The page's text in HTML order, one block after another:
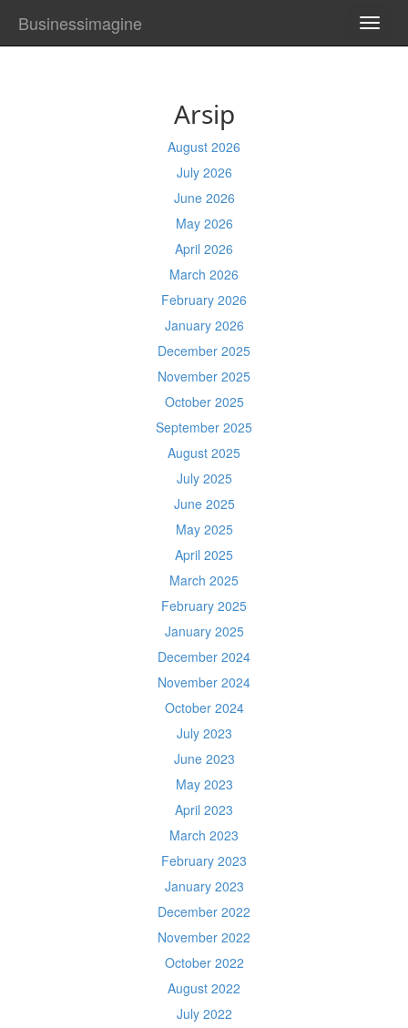
Businessimagine
Arsip
August 2026
July 2026
June 2026
May 2026
April 2026
March 2026
February 2026
January 2026
December 2025
November 2025
October 2025
September 2025
August 2025
July 2025
June 2025
May 2025
April 2025
March 2025
February 2025
January 2025
December 2024
November 2024
October 2024
July 2023
June 2023
May 2023
April 2023
March 2023
February 2023
January 2023
December 2022
November 2022
October 2022
August 2022
July 2022